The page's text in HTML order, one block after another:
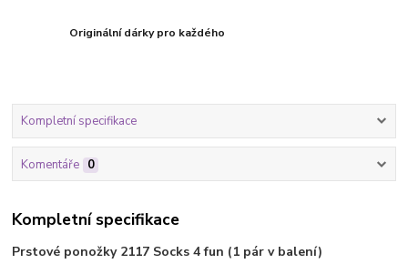
Originální dárky pro každého
Kompletní specifikace
Komentáře 0
Kompletní specifikace
Prstové ponožky 2117 Socks 4 fun (1 pár v balení)